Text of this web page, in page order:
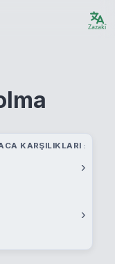
Zazakî
KARŞILIKLARI
›
›